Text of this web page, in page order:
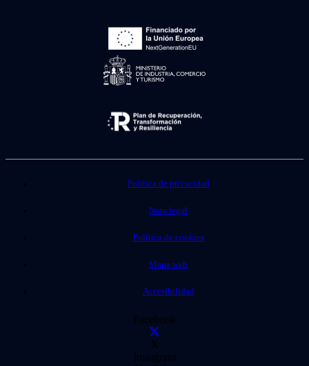
Política de privacidad
Nota legal
Política de cookies
Mapa web
Accesibilidad
Facebook
X
Instagram